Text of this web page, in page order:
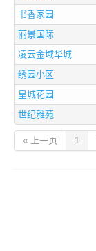
书香家园
丽景国际
凌云金域华城
绣园小区
皇城花园
世纪雅苑
« 上一页 1